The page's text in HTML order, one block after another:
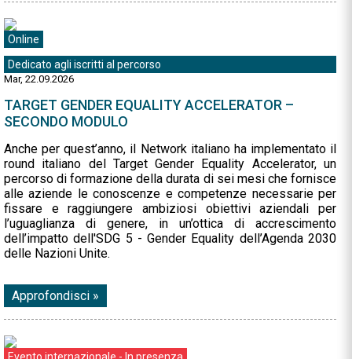
Mar, 22.09.2026
TARGET GENDER EQUALITY ACCELERATOR –
SECONDO MODULO
Anche per quest’anno, il Network italiano ha implementato il
round italiano del Target Gender Equality Accelerator, un
percorso di formazione della durata di sei mesi che fornisce
alle aziende le conoscenze e competenze necessarie per
fissare e raggiungere ambiziosi obiettivi aziendali per
l’uguaglianza di genere, in un’ottica di accrescimento
dell’impatto dell'SDG 5 - Gender Equality dell’Agenda 2030
delle Nazioni Unite.
Approfondisci »
Online
Dedicato agli iscritti al percorso